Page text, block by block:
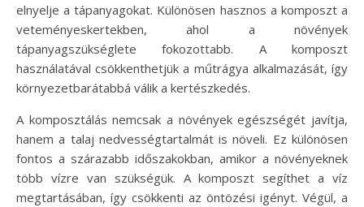
elnyelje a tápanyagokat. Különösen hasznos a komposzt a
veteményeskertekben, ahol a növények
tápanyagszükséglete fokozottabb. A komposzt
használatával csökkenthetjük a műtrágya alkalmazását, így
környezetbarátabbá válik a kertészkedés.
A komposztálás nemcsak a növények egészségét javítja,
hanem a talaj nedvességtartalmát is növeli. Ez különösen
fontos a szárazabb időszakokban, amikor a növényeknek
több vízre van szükségük. A komposzt segíthet a víz
megtartásában, így csökkenti az öntözési igényt. Végül, a